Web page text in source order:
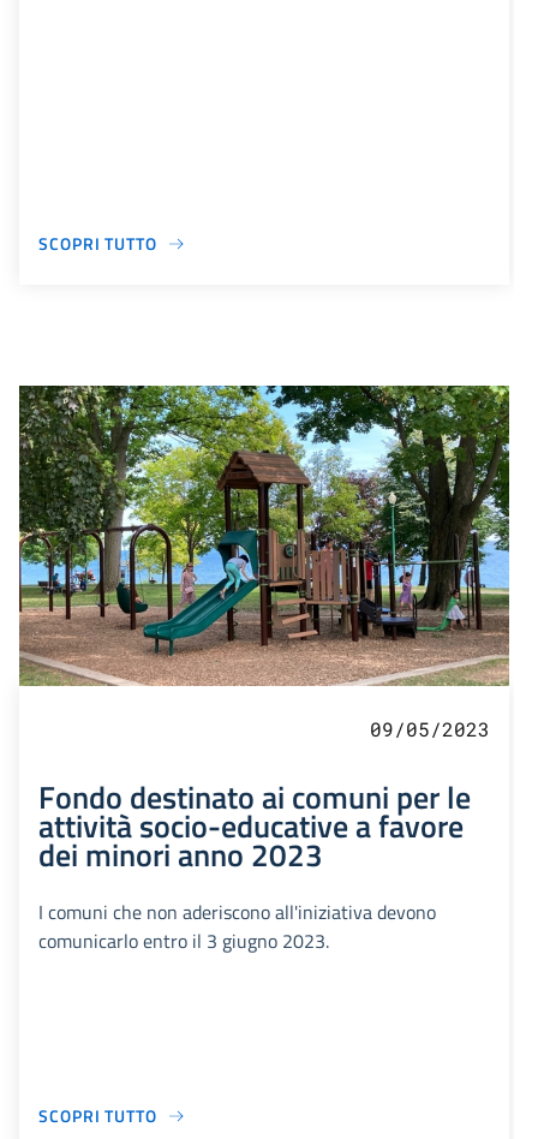
SCOPRI TUTTO
09/05/2023
Fondo destinato ai comuni per le
attività socio-educative a favore
dei minori anno 2023
I comuni che non aderiscono all'iniziativa devono
comunicarlo entro il 3 giugno 2023.
SCOPRI TUTTO